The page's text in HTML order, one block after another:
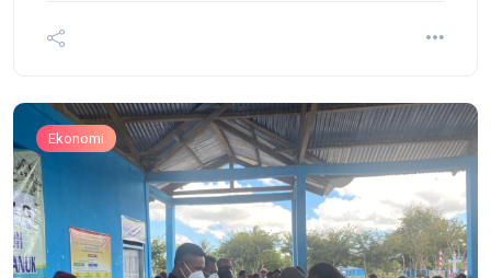
Ekonomi